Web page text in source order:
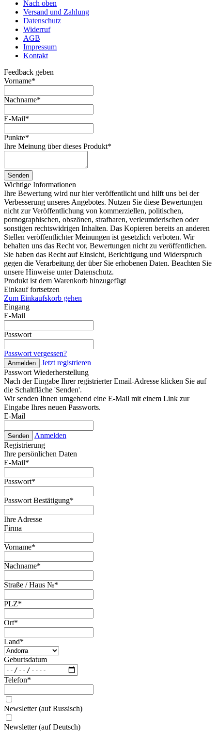
Nach oben
Versand und Zahlung
Datenschutz
Widerruf
AGB
Impressum
Kontakt
Feedback geben
Vorname*
Nachname*
E-Mail*
Punkte*
Ihre Meinung über dieses Produkt*
Senden
Wichtige Informationen
Ihre Bewertung wird nur hier veröffentlicht und hilft uns bei der
Verbesserung unseres Angebotes. Nutzen Sie diese Bewertungen
nicht zur Veröffentlichung von kommerziellen, politischen,
pornographischen, obszönen, strafbaren, verleumderischen oder
sonstigen rechtswidrigen Inhalten. Das Kopieren bereits an anderen
Stellen veröffentlichter Meinungen ist gesetzlich verboten. Wir
behalten uns das Recht vor, Bewertungen nicht zu veröffentlichen.
Sie haben das Recht auf Einsicht, Berichtigung und Widerspruch
gegen die Verarbeitung der über Sie erhobenen Daten. Beachten Sie
unsere Hinweise unter Datenschutz.
Produkt ist dem Warenkorb hinzugefügt
Einkauf fortsetzen
Zum Einkaufskorb gehen
Eingang
E-Mail
Passwort
Passwort vergessen?
Anmelden
Jetzt registrieren
Passwort Wiederherstellung
Nach der Eingabe Ihrer registrierter Email-Adresse klicken Sie auf
die Schaltfläche 'Senden'.
Wir senden Ihnen umgehend eine E-Mail mit einem Link zur
Eingabe Ihres neuen Passworts.
E-Mail
Senden
Anmelden
Registrierung
Ihre persönlichen Daten
E-Mail*
Passwort*
Passwort Bestätigung*
Ihre Adresse
Firma
Vorname*
Nachname*
Straße / Haus №*
PLZ*
Ort*
Land*
Geburtsdatum
Telefon*
Newsletter (auf Russisch)
Newsletter (auf Deutsch)